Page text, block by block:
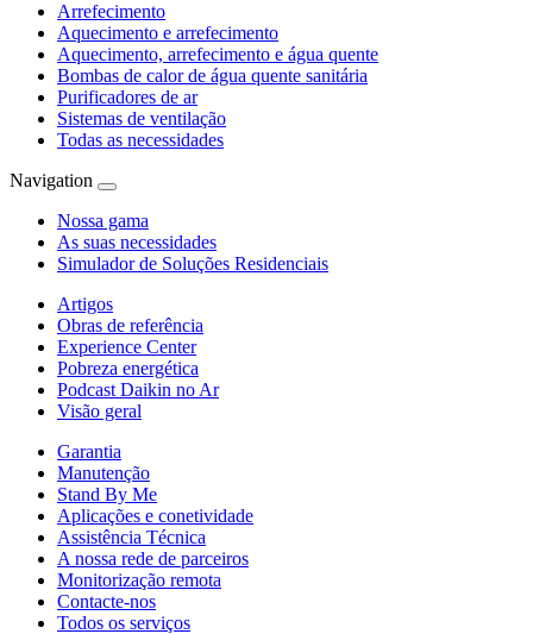
Arrefecimento
Aquecimento e arrefecimento
Aquecimento, arrefecimento e água quente
Bombas de calor de água quente sanitária
Purificadores de ar
Sistemas de ventilação
Todas as necessidades
Navigation
Nossa gama
As suas necessidades
Simulador de Soluções Residenciais
Artigos
Obras de referência
Experience Center
Pobreza energética
Podcast Daikin no Ar
Visão geral
Garantia
Manutenção
Stand By Me
Aplicações e conetividade
Assistência Técnica
A nossa rede de parceiros
Monitorização remota
Contacte-nos
Todos os serviços